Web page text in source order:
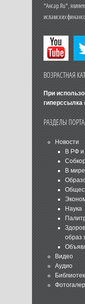
"Ансар.Ru",
исламских
ВОЗРАСТНАЯ
При
гиперссылка
РАЗДЕЛЫ
Новости
В РФ
В мире
Наука
образ
Видео
Аудио